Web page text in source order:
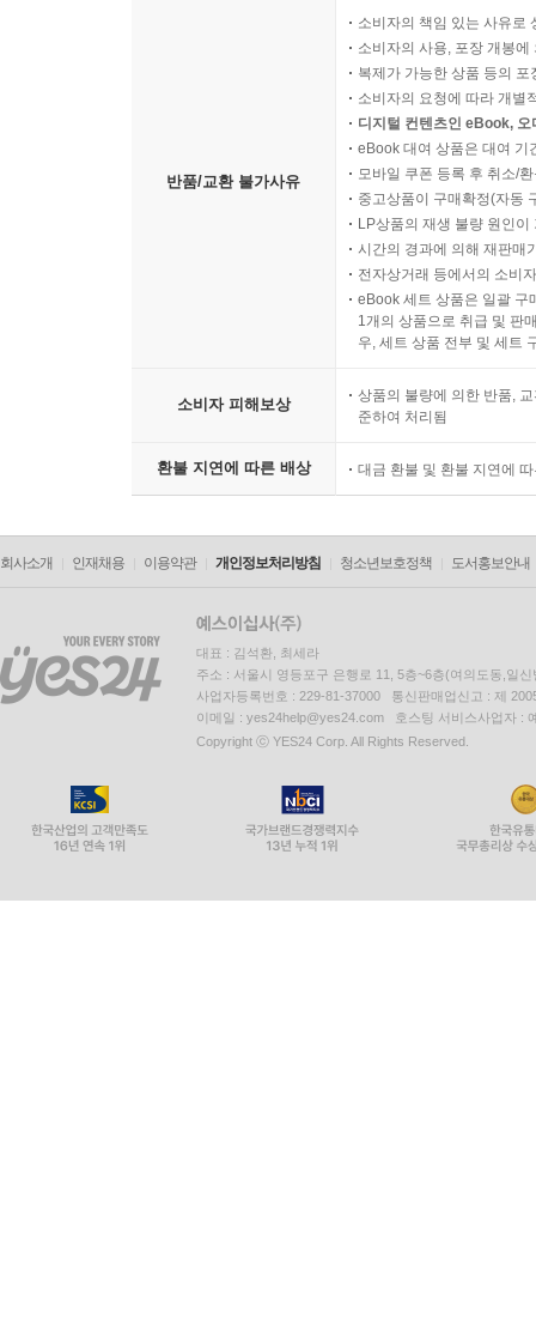
반품/교환 불가사유
소비자의 책임 있는 사유로
소비자의 사용, 포장 개봉
복제가 가능한 상품 등의
소비자의 요청에 따라 개별
디지털 컨텐츠인 eBook,
eBook 대여 상품은 대여 기
모바일 쿠폰 등록 후 취소/
중고상품이 구매확정(자동
LP상품의 재생 불량 원인
시간의 경과에 의해 재판매
전자상거래 등에서의 소비
eBook 세트 상품은 일괄 구
1개의 상품으로 취급 및 판
우, 세트 상품 전부 및 세트
소비자 피해보상
상품의 불량에 의한 반품,
준하여 처리됨
환불 지연에 따른 배상 대금 환불 및 환불 지연에
회사소개 인재채용 이용약관 개인정보처리방침 청소년보호정책 도서홍보안내
대표 : 김석환, 최세라
주소 : 서울시 영등포구 은행로 11, 5층~6층(여의도동,일신
사업자등록번호 : 229-81-37000 통신판매업신고 : 제
이메일 : yes24help@yes24.com 호스팅 서비스사업자 :
Copyright ⓒ YES24 Corp. All Rights Reserved.